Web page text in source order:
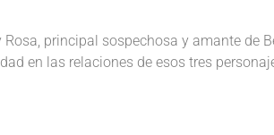
principal sospechosa y amante de
en las relaciones de esos tres